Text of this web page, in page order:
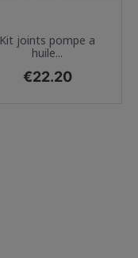
Kit joints pompe a
huile...
Price
€22.20